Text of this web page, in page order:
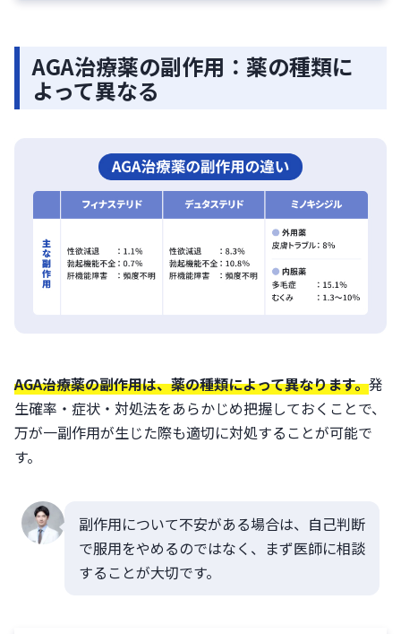
AGA治療薬の副作用：薬の種類に
よって異なる
AGA治療薬の副作用は、薬の種類によって異なります。発
生確率・症状・対処法をあらかじめ把握しておくことで、
万が一副作用が生じた際も適切に対処することが可能で
す。
副作用について不安がある場合は、自己判断
で服用をやめるのではなく、まず医師に相談
することが大切です。